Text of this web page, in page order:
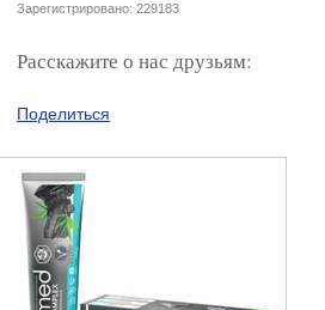
Зарегистрировано: 229183
Расскажите о нас друзьям:
Поделиться